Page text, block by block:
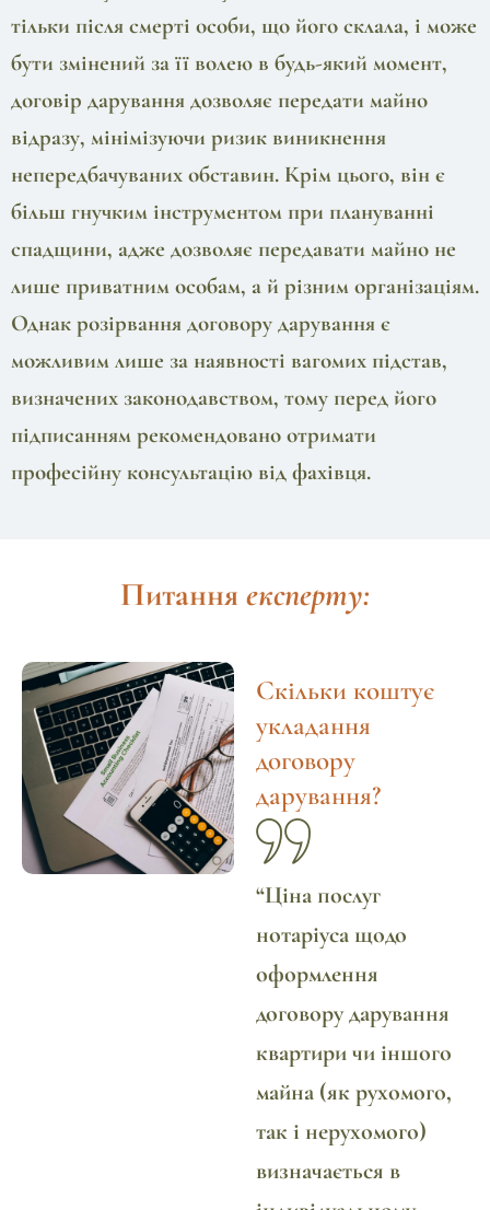
тільки після смерті особи, що його склала, і може
бути змінений за її волею в будь-який момент,
договір дарування дозволяє передати майно
відразу, мінімізуючи ризик виникнення
непередбачуваних обставин. Крім цього, він є
більш гнучким інструментом при плануванні
спадщини, адже дозволяє передавати майно не
лише приватним особам, а й різним організаціям.
Однак розірвання договору дарування є
можливим лише за наявності вагомих підстав,
визначених законодавством, тому перед його
підписанням рекомендовано отримати
професійну консультацію від фахівця.
Питання експерту:
Скільки коштує
укладання
договору
дарування?
“Ціна послуг
нотаріуса щодо
оформлення
договору дарування
квартири чи іншого
майна (як рухомого,
так і нерухомого)
визначається в